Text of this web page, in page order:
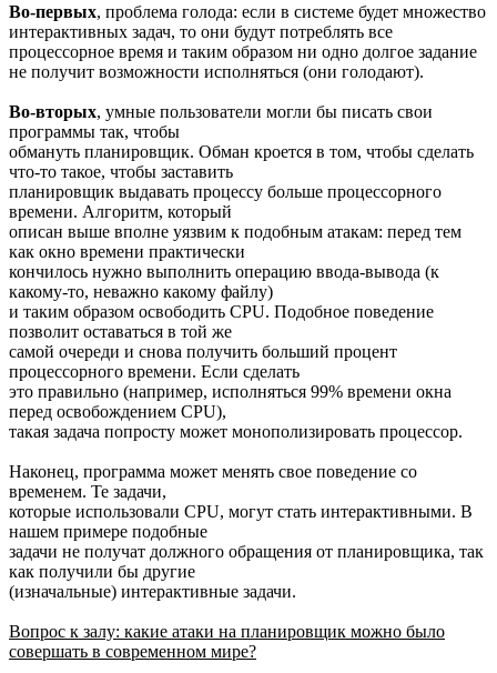
Во-первых, проблема голода: если в системе будет множество
интерактивных задач, то они будут потреблять все
процессорное время и таким образом ни одно долгое задание
не получит возможности исполняться (они голодают).
Во-вторых, умные пользователи могли бы писать свои
программы так, чтобы
обмануть планировщик. Обман кроется в том, чтобы сделать
что-то такое, чтобы заставить
планировщик выдавать процессу больше процессорного
времени. Алгоритм, который
описан выше вполне уязвим к подобным атакам: перед тем
как окно времени практически
кончилось нужно выполнить операцию ввода-вывода (к
какому-то, неважно какому файлу)
и таким образом освободить CPU. Подобное поведение
позволит оставаться в той же
самой очереди и снова получить больший процент
процессорного времени. Если сделать
это правильно (например, исполняться 99% времени окна
перед освобождением CPU),
такая задача попросту может монополизировать процессор.
Наконец, программа может менять свое поведение со
временем. Те задачи,
которые использовали CPU, могут стать интерактивными. В
нашем примере подобные
задачи не получат должного обращения от планировщика, так
как получили бы другие
(изначальные) интерактивные задачи.
Вопрос к залу: какие атаки на планировщик можно было
совершать в современном мире?